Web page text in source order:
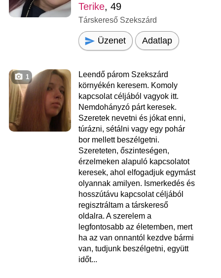
Terike, 49
Társkereső Szekszárd
Üzenet Adatlap
1
Leendő párom Szekszárd
környékén keresem. Komoly
kapcsolat céljából vagyok itt.
Nemdohányzó párt keresek.
Szeretek nevetni és jókat enni,
túrázni, sétálni vagy egy pohár
bor mellett beszélgetni.
Szereteten, őszinteségen,
érzelmeken alapuló kapcsolatot
keresek, ahol elfogadjuk egymást
olyannak amilyen. Ismerkedés és
hosszútávu kapcsolat céljából
regisztráltam a társkereső
oldalra. A szerelem a
legfontosabb az életemben, mert
ha az van onnantól kezdve bármi
van, tudjunk beszélgetni, együtt
időt...